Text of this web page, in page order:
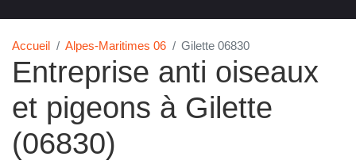
Accueil Alpes-Maritimes 06 Gilette 06830
Entreprise anti oiseaux
et pigeons à Gilette
(06830)